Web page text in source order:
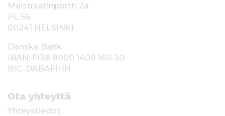
Maistraatinportti 2a
PL 56
00241 HELSINKI
Danske Bank
IBAN: FI38 8000 1400 1611 30
BIC: DABAFIHH
Ota yhteyttä
Yhteystiedot